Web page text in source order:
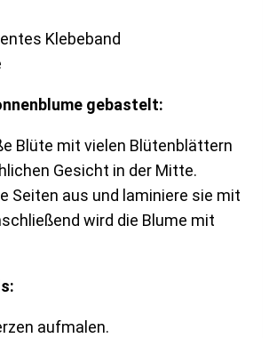
Klebeband
gebastelt:
Blüte mit vielen Blütenblättern
Gesicht in der Mitte.
Seiten aus und laminiere sie mit
wird die Blume mit
aufmalen.